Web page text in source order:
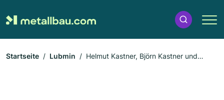
Startseite Lubmin
Helmut Kastner, Björn Kastner und